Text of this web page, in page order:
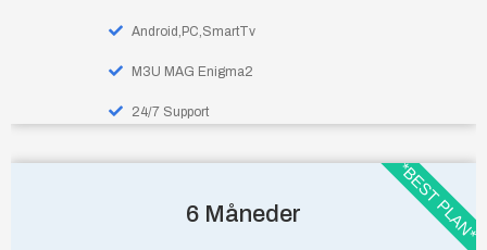
Android,PC,SmartTv
M3U MAG Enigma2
24/7 Support
*BEST PLAN*
6 Måneder